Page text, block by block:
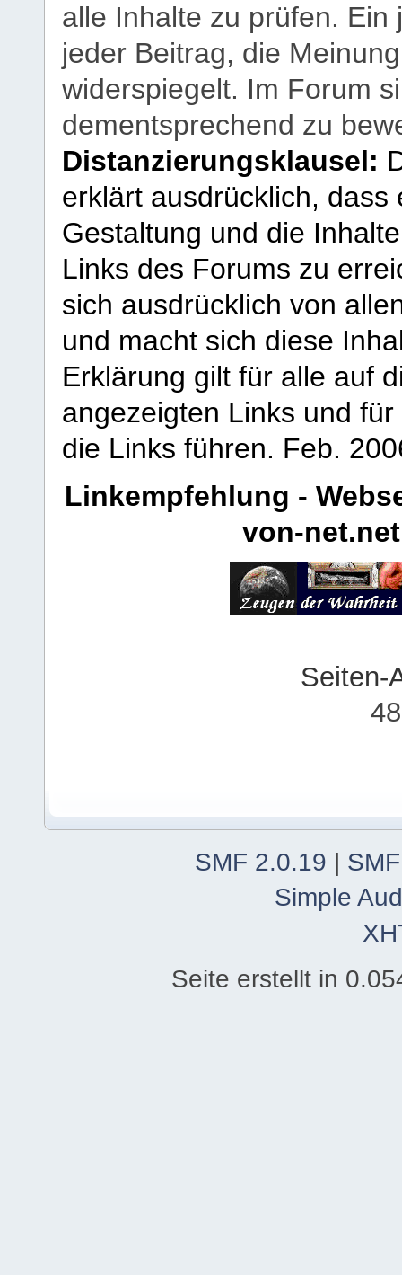
alle Inhalte zu prüfen.
jeder Beitrag, die
widerspiegelt. Im Forum
dementsprechend zu
Distanzierungsklausel:
erklärt ausdrücklich,
Gestaltung und die
Links des Forums zu
sich ausdrücklich von
und macht sich diese
Erklärung gilt für alle auf
angezeigten Links und
die Links führen. Feb.
Linkempfehlung -
von-net.net
Seiten-
SMF 2.0.19 |
Simple
Seite erstellt in